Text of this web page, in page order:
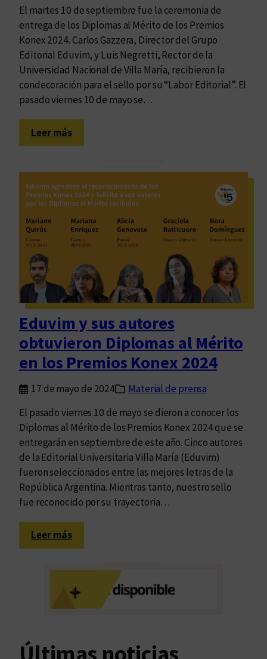
l
a
t
i
n
o
El martes 10 de septiembre fue la ceremonia de
entrega de los Diplomas al Mérito de los Premios
Konex 2024. Carlos Gazzera, Director del Grupo
Editorial Eduvim, y Luis Negretti, Rector de la
Universidad Nacional de Villa María, recibieron la
condecoración para el sello por su “Labor Editorial”. El
pasado viernes 10 de mayo se…
Leer más:
U
r
i
p
l
e
r
e
c
o
n
o
c
i
m
e
n
t
o
Eduvim y sus autores
obtuvieron Diplomas al Mérito
en los Premios Konex 2024
17 de mayo de 2024
Material de prensa
El pasado viernes 10 de mayo se dieron a conocer los
Diplomas al Mérito de los Premios Konex 2024 que se
entregarán en septiembre de este año. Cinco autores
de la Editorial Universitaria Villa María (Eduvim)
fueron seleccionados entre las mejores letras de la
República Argentina. Mientras tanto, nuestro sello
fue reconocido por su trayectoria…
Leer más:
E
v
i
s